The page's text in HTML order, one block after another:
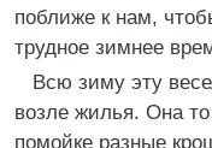
поближе к нам,
трудное зимнее
Всю зиму эту
возле жилья. Она то
помойке разные